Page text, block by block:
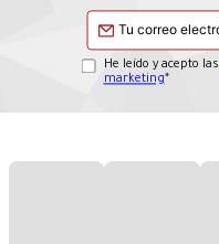
He leído y acepto las
marketing*